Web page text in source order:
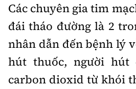
Thông tin tòa
soạn
Các chuyên gia tim
đái tháo đường là 2
nhân dẫn đến bệnh lý
hút thuốc, người hút
carbon dioxid từ khói